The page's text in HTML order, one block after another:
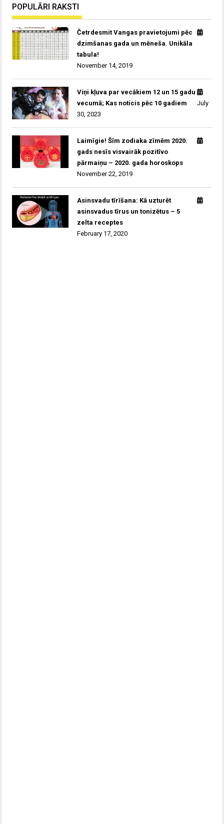
POPULĀRI RAKSTI
Četrdesmit Vangas pravietojumi pēc
dzimšanas gada un mēneša. Unikāla
tabula!
November 14, 2019
Viņi kļuva par vecākiem 12 un 15 gadu
vecumā; Kas noticis pēc 10 gadiem
July
30, 2023
Laimīgie! Šīm zodiaka zīmēm 2020.
gads nesīs visvairāk pozitīvo
pārmaiņu – 2020. gada horoskops
November 22, 2019
Asinsvadu tīrīšana: Kā uzturēt
asinsvadus tīrus un tonizētus – 5
zelta receptes
February 17, 2020